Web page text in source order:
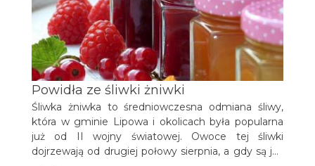
następnie zalewa gorącym syropem
przygotowanym z wody i cukru”.
Powidła ze śliwki żniwki
Śliwka żniwka to średniowczesna odmiana śliwy,
która w gminie Lipowa i okolicach była popularna
już od II wojny światowej. Owoce tej śliwki
dojrzewają od drugiej połowy sierpnia, a gdy są już